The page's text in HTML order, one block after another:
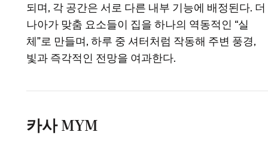
되며, 각 공간은 서로 다른 내부 기능에 배정된다. 더
나아가 맞춤 요소들이 집을 하나의 역동적인 “실
체”로 만들며, 하루 중 셔터처럼 작동해 주변 풍경,
빛과 즉각적인 전망을 여과한다.
카사 MYM